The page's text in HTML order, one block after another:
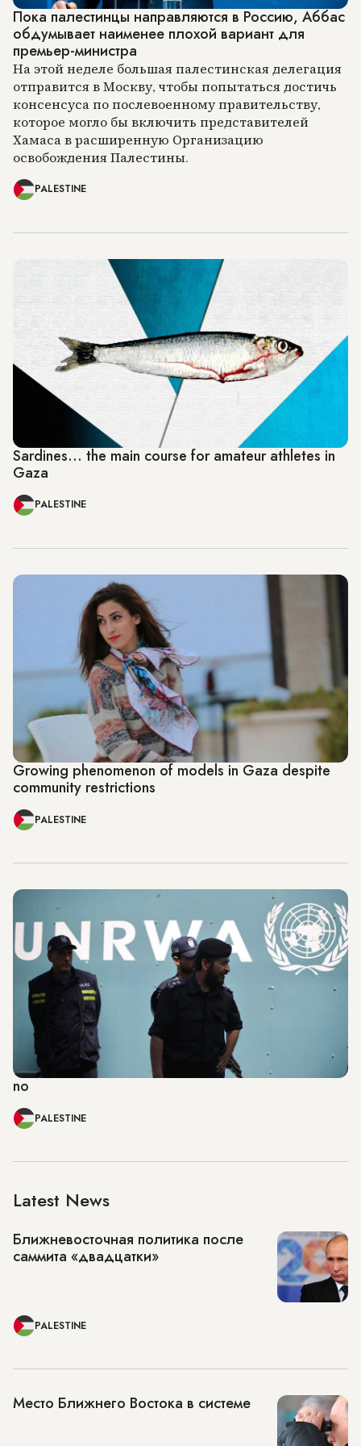
Пока палестинцы направляются в Россию, Аббас
обдумывает наименее плохой вариант для
премьер-министра
На этой неделе большая палестинская делегация
отправится в Москву, чтобы попытаться достичь
консенсуса по послевоенному правительству,
которое могло бы включить представителей
Хамаса в расширенную Организацию
освобождения Палестины.
PALESTINE
Sardines… the main course for amateur athletes in
Gaza
PALESTINE
Growing phenomenon of models in Gaza despite
community restrictions
PALESTINE
no
PALESTINE
Latest News
Ближневосточная политика после
саммита «двадцатки»
PALESTINE
Место Ближнего Востока в системе